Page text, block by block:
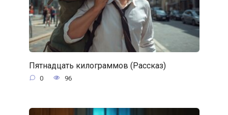
Пятнадцать килограммов (Рассказ)
0 96